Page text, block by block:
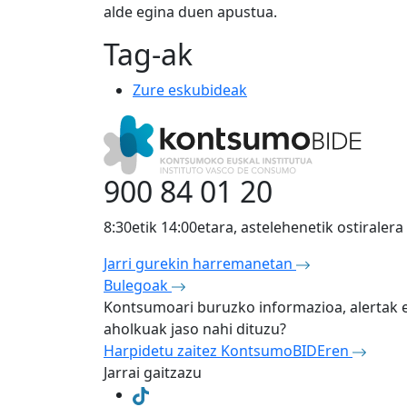
alde egina duen apustua.
Tag-ak
Zure eskubideak
900 84 01 20
8:30etik 14:00etara, astelehenetik ostiralera
Jarri gurekin harremanetan
Bulegoak
Kontsumoari buruzko informazioa, alertak
aholkuak jaso nahi dituzu?
Harpidetu zaitez KontsumoBIDEren
Jarrai gaitzazu